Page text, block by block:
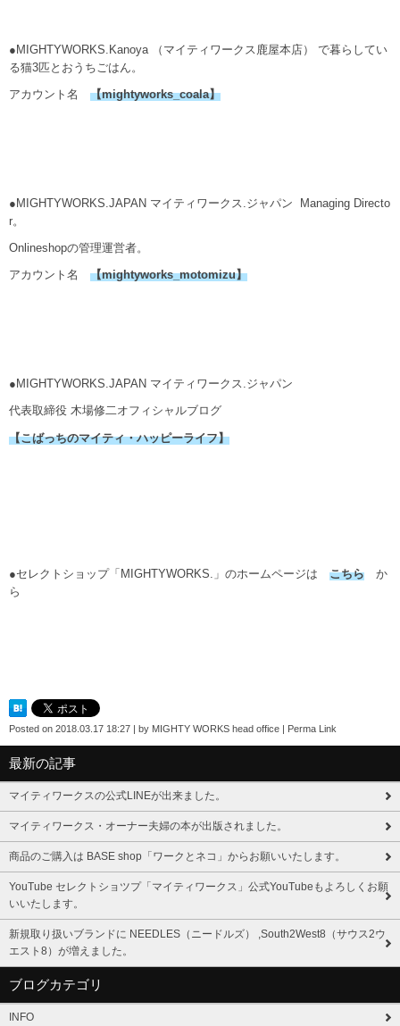
●MIGHTYWORKS.Kanoya （マイティワークス鹿屋本店） で暮らしてい
る猫3匹とおうちごはん。
アカウント名 【mightyworks_coala】
●MIGHTYWORKS.JAPAN マイティワークス.ジャパン Managing Directo
r。
Onlineshopの管理運営者。
アカウント名 【mightyworks_motomizu】
●MIGHTYWORKS.JAPAN マイティワークス.ジャパン
代表取締役 木場修二オフィシャルブログ
【こばっちのマイティ・ハッピーライフ】
●セレクトショップ「MIGHTYWORKS.」のホームページは こちら か
ら
Posted on 2018.03.17 18:27 by MIGHTY WORKS head office Perma Link
最新の記事
マイティワークスの公式LINEが出来ました。
マイティワークス・オーナー夫婦の本が出版されました。
商品のご購入は BASE shop「ワークとネコ」からお願いいたします。
YouTube セレクトショツプ「マイティワークス」公式YouTubeもよろしくお願
いいたします。
新規取り扱いブランドに NEEDLES（ニードルズ） ,South2West8（サウス2ウ
エスト8）が増えました。
ブログカテゴリ
INFO